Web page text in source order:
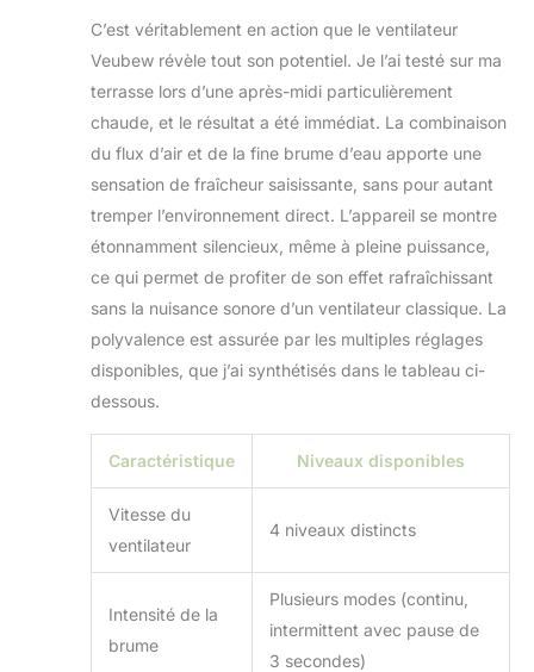
prolongée et une
performance
puissante. Il faut
environ 5 heures
pour charger
complètement,
fournissant 8 à 9 h
(ventilateur max +
pulvérisateur) ou 15
à 60 h (ventilateur
uniquement). La
batterie légère mais
durable est parfaite
pour le camping, les
pique-niques, les
plus encore, tandis
que son système
assure sécurité et
intermittents et
buses remplaçables
: notre ventilateur
C’est véritablement en action que le ventilateur
Veubew révèle tout son potentiel. Je l’ai testé sur ma
terrasse lors d’une après-midi particulièrement
chaude, et le résultat a été immédiat. La combinaison
du flux d’air et de la fine brume d’eau apporte une
sensation de fraîcheur saisissante, sans pour autant
tremper l’environnement direct. L’appareil se montre
étonnamment silencieux, même à pleine puissance,
ce qui permet de profiter de son effet rafraîchissant
sans la nuisance sonore d’un ventilateur classique. La
polyvalence est assurée par les multiples réglages
disponibles, que j’ai synthétisés dans le tableau ci-
dessous.
Caractéristique Niveaux disponibles
Vitesse du
ventilateur
4 niveaux distincts
Intensité de la
brume
Plusieurs modes (continu,
intermittent avec pause de
3 secondes)